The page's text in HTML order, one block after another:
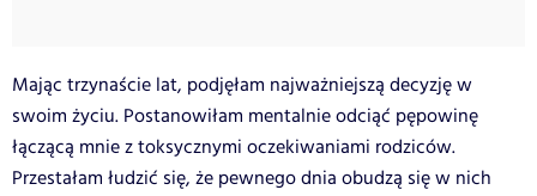
Mając trzynaście lat, podjęłam najważniejszą decyzję w
swoim życiu. Postanowiłam mentalnie odciąć pępowinę
łączącą mnie z toksycznymi oczekiwaniami rodziców.
Przestałam łudzić się, że pewnego dnia obudzą się w nich